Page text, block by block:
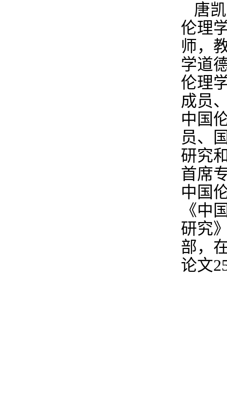
唐
伦理
师，
学道
伦理
成员
中国
员、
研究
首席
中国
《中
研究
部，
论文